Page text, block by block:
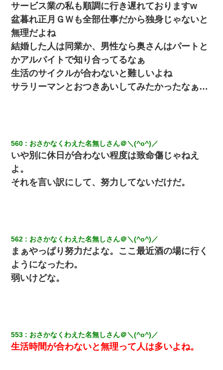
全く親しくないママ友Aから突然「飲み会しよう」と誘われたがお
断りした。後日Aの企みを知ってゾッとするやら腹立つやら！
13歳娘が元嫁のところから逃げてきた。どう扱ったらいいのかわ
からない
200万を貸したコウトから、追加で400万の申し込み、私「無理。
義弟より娘たちが大事」旦那「娘たちが成人したら別れよう」私
（は？）
夫の友達がBBQを定期的に開催して夫婦で参加してたんだけど、
女性側のリーダーみたいな人に「BBQは友達とやりなよ！」と言
われて…
サービス業の私も順調に行き遅れておりますw
盆暮れ正月ＧＷも全部仕事だから独身じゃないと
無理だよね
結婚した人は同業か、男性なら奥さんはパートと
かアルバイトで知り合ってるなぁ
生活のサイクルが合わないと難しいよね
サラリーマンとおつきあいしてみたかったなぁ…
560 おさかなくわえた名無しさん＠＼(^o^)／
いや別に休日が合わない程度は致命傷じゃねえ
よ。
それを言い訳にして、努力してないだけだ。
562 おさかなくわえた名無しさん＠＼(^o^)／
まぁやっぱり努力だよな。ここ最近酒の場に行く
ようになったわ。
弱いけどな。
553 おさかなくわえた名無しさん＠＼(^o^)／
生活時間が合わないと無理って人は多いよね。